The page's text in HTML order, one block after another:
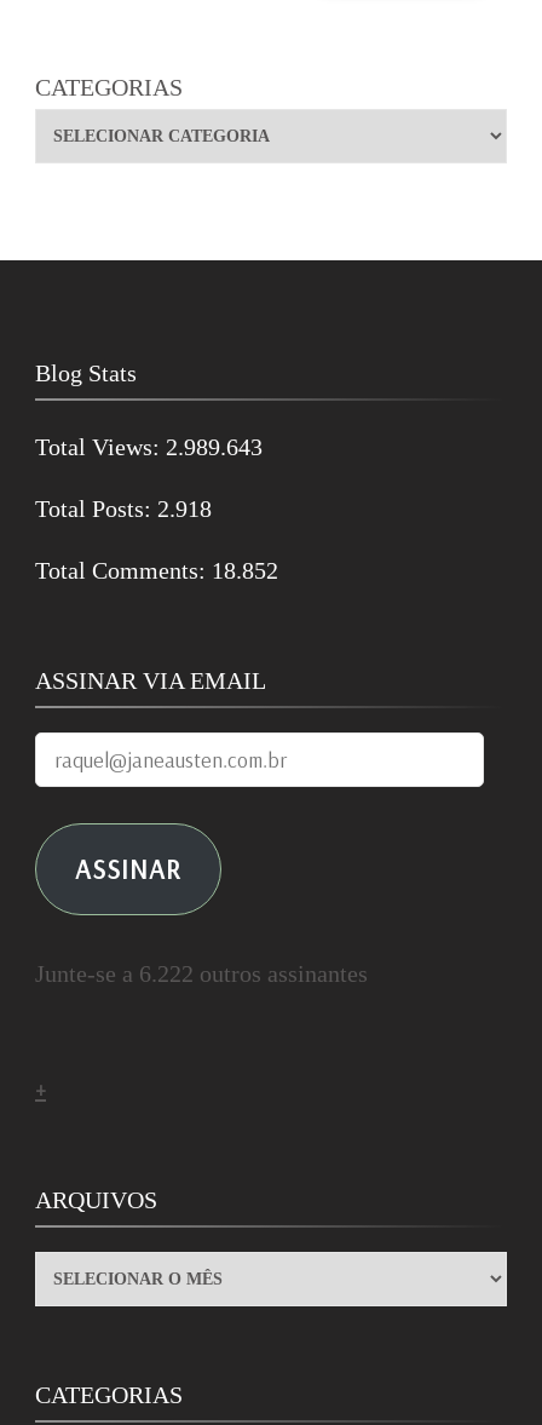
CATEGORIAS
Blog Stats
Total Views: 2.989.643
Total Posts: 2.918
Total Comments: 18.852
ASSINAR VIA EMAIL
raquel@janeausten.com.br
ASSINAR
Junte-se a 6.222 outros assinantes
+
ARQUIVOS
ARQUIVOS
CATEGORIAS